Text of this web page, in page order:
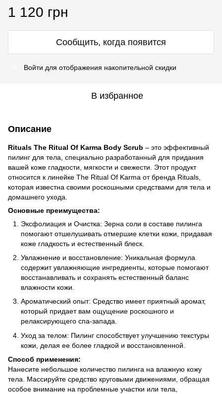
1 120 грн
Сообщить, когда появится
Войти для отображения накопительной скидки
В избранное
Описание
Rituals The Ritual Of Karma Body Scrub – это эффективный
пилинг для тела, специально разработанный для придания
вашей коже гладкости, мягкости и свежести. Этот продукт
относится к линейке The Ritual Of Karma от бренда Rituals,
которая известна своими роскошными средствами для тела и
домашнего ухода.
Основные преимущества:
Эксфолиация и Очистка: Зерна соли в составе пилинга
помогают отшелушивать отмершие клетки кожи, придавая
коже гладкость и естественный блеск.
Увлажнение и восстановление: Уникальная формула
содержит увлажняющие ингредиенты, которые помогают
восстанавливать и сохранять естественный баланс
влажности кожи.
Ароматический опыт: Средство имеет приятный аромат,
который придает вам ощущение роскошного и
релаксирующего спа-запада.
Уход за телом: Пилинг способствует улучшению текстуры
кожи, делая ее более гладкой и восстановленной.
Способ применения:
Нанесите небольшое количество пилинга на влажную кожу
тела. Массируйте средство круговыми движениями, обращая
особое внимание на проблемные участки или тела,